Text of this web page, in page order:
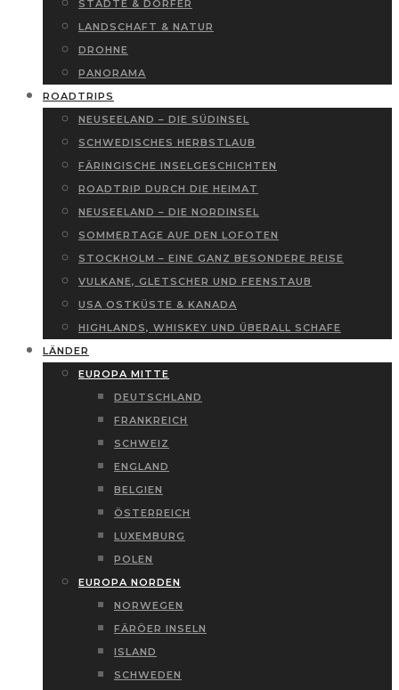
STÄDTE & DÖRFER
LANDSCHAFT & NATUR
DROHNE
PANORAMA
ROADTRIPS
NEUSEELAND – DIE SÜDINSEL
SCHWEDISCHES HERBSTLAUB
FÄRINGISCHE INSELGESCHICHTEN
ROADTRIP DURCH DIE HEIMAT
NEUSEELAND – DIE NORDINSEL
SOMMERTAGE AUF DEN LOFOTEN
STOCKHOLM – EINE GANZ BESONDERE REISE
VULKANE, GLETSCHER UND FEENSTAUB
USA OSTKÜSTE & KANADA
HIGHLANDS, WHISKEY UND ÜBERALL SCHAFE
LÄNDER
EUROPA MITTE
DEUTSCHLAND
FRANKREICH
SCHWEIZ
ENGLAND
BELGIEN
ÖSTERREICH
LUXEMBURG
POLEN
EUROPA NORDEN
NORWEGEN
FÄRÖER INSELN
ISLAND
SCHWEDEN